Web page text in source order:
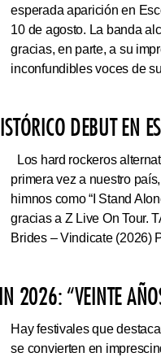
esperada aparición en
10 de agosto. La banda
gracias, en parte, a su
inconfundibles voces de
DEBUT EN
Los hard rockeros
primera vez a nuestro
himnos como “I Stand
gracias a Z Live On Tour.
Brides – Vindicate (2026)
2026: “VEINTE
Hay festivales que
se convierten en